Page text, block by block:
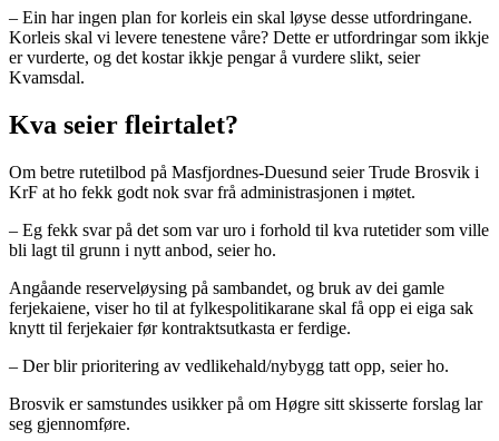
– Ein har ingen plan for korleis ein skal løyse desse utfordringane.
Korleis skal vi levere tenestene våre? Dette er utfordringar som ikkje
er vurderte, og det kostar ikkje pengar å vurdere slikt, seier
Kvamsdal.
Kva seier fleirtalet?
Om betre rutetilbod på Masfjordnes-Duesund seier Trude Brosvik i
KrF at ho fekk godt nok svar frå administrasjonen i møtet.
– Eg fekk svar på det som var uro i forhold til kva rutetider som ville
bli lagt til grunn i nytt anbod, seier ho.
Angåande reserveløysing på sambandet, og bruk av dei gamle
ferjekaiene, viser ho til at fylkespolitikarane skal få opp ei eiga sak
knytt til ferjekaier før kontraktsutkasta er ferdige.
– Der blir prioritering av vedlikehald/nybygg tatt opp, seier ho.
Brosvik er samstundes usikker på om Høgre sitt skisserte forslag lar
seg gjennomføre.